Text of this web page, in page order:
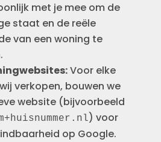
met je mee om de
staat en de reële
van een woning te
Voor elke
verkopen, bouwen we
website (bijvoorbeeld
) voor
op Google.